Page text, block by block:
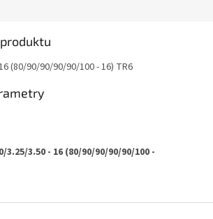
(80/90/90/90/90/100 - 16) TR6
3.25/3.50 - 16 (80/90/90/90/90/100 -